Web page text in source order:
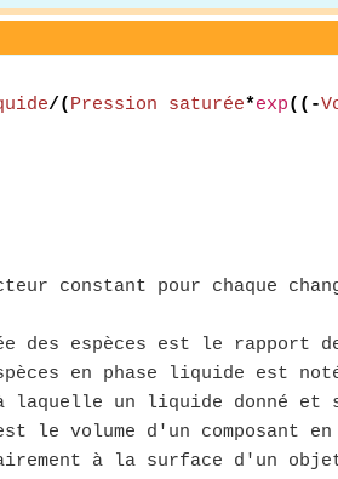
/( Pression saturée*exp((-
constant pour chaque
espèces est le rapport
en phase liquide est
un liquide donné et
le volume d'un composant
à la surface d'un